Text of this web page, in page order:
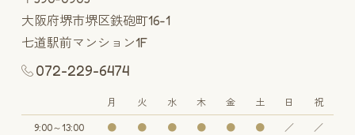
大阪府堺市堺区鉄砲町16-1
七道駅前マンション1F
072-229-6474
月 火 水 木 金 土 日 祝
9:00～13:00 ● ● ● ● ● ● ／ ／